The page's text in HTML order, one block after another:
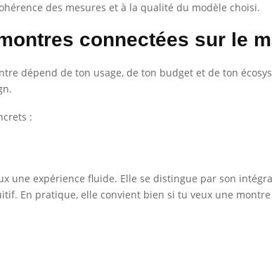
des mesures et à la qualité du modèle choisi.
connectées sur le
dépend de ton usage, de ton budget et de ton
:
expérience fluide. Elle se distingue par son
En pratique, elle convient bien si tu veux une